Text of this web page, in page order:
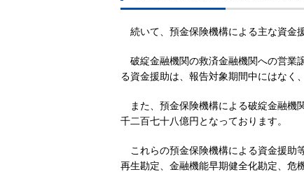
続いて、預金保険機構による主な資金
破綻金融機関の救済金融機関への営業
る資金援助は、報告対象期間中にはなく
また、預金保険機構による破綻金融機
千二百七十八億円となっております。
これらの預金保険機構による資金援助
再生勘定、金融機能早期健全化勘定、危